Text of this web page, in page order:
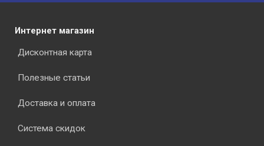
Интернет магазин
Дисконтная карта
Полезные статьи
Доставка и оплата
Система скидок